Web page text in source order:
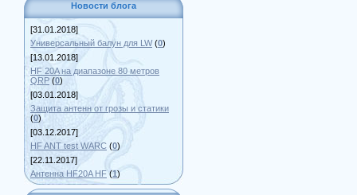
Новости блога
[31.01.2018]
Универсальный балун для LW (0)
[13.01.2018]
HF 20A на диапазоне 80 метров
QRP (0)
[03.01.2018]
Защита антенн от грозы и статики
(0)
[03.12.2017]
HF ANT test WARC (0)
[22.11.2017]
Антенна HF20A HF (1)